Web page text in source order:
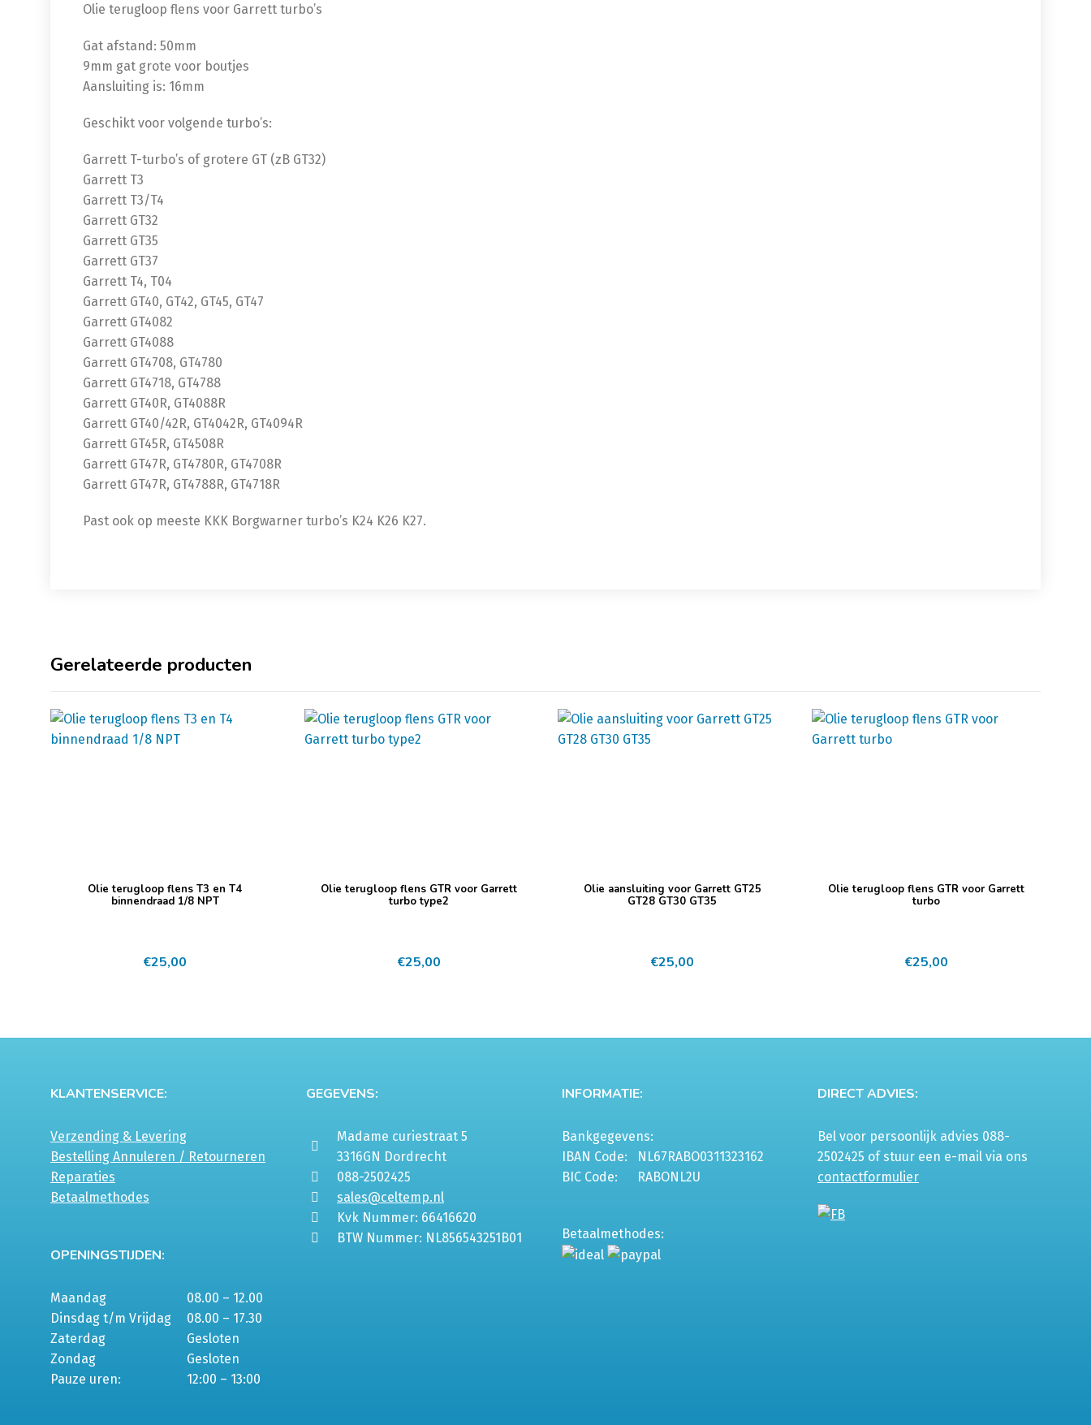
Olie terugloop flens voor Garrett turbo’s
Gat afstand: 50mm
9mm gat grote voor boutjes
Aansluiting is: 16mm
Geschikt voor volgende turbo’s:
Garrett T-turbo’s of grotere GT (zB GT32)
Garrett T3
Garrett T3/T4
Garrett GT32
Garrett GT35
Garrett GT37
Garrett T4, T04
Garrett GT40, GT42, GT45, GT47
Garrett GT4082
Garrett GT4088
Garrett GT4708, GT4780
Garrett GT4718, GT4788
Garrett GT40R, GT4088R
Garrett GT40/42R, GT4042R, GT4094R
Garrett GT45R, GT4508R
Garrett GT47R, GT4780R, GT4708R
Garrett GT47R, GT4788R, GT4718R
Past ook op meeste KKK Borgwarner turbo’s K24 K26 K27.
Gerelateerde producten
Olie terugloop flens T3 en T4
binnendraad 1/8 NPT
€25,00
Olie terugloop flens GTR voor Garrett
turbo type2
€25,00
Olie aansluiting voor Garrett GT25
GT28 GT30 GT35
€25,00
Olie terugloop flens GTR voor Garrett
turbo
€25,00
KLANTENSERVICE:
Verzending & Levering
Bestelling Annuleren / Retourneren
Reparaties
Betaalmethodes
OPENINGSTIJDEN:
Maandag
08.00 – 12.00
Dinsdag t/m Vrijdag
08.00 – 17.30
Zaterdag
Gesloten
Zondag
Gesloten
Pauze uren:
12:00 – 13:00
GEGEVENS:
Madame curiestraat 5
3316GN Dordrecht
088-2502425
sales@celtemp.nl
Kvk Nummer: 66416620
BTW Nummer: NL856543251B01
INFORMATIE:
Bankgegevens:
IBAN Code:
NL67RABO0311323162
BIC Code:
RABONL2U
Betaalmethodes:
DIRECT ADVIES:
Bel voor persoonlijk advies 088-
2502425 of stuur een e-mail via ons
contactformulier